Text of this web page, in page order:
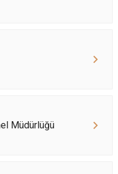
Müdürlüğü